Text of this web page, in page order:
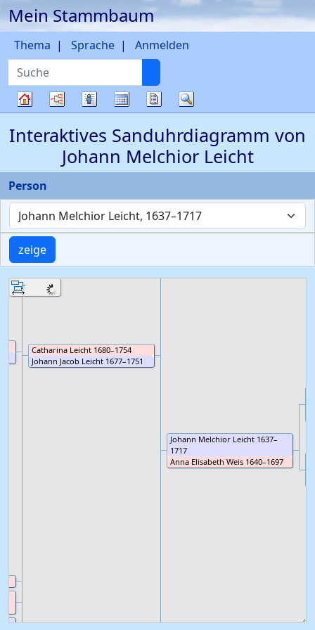
Weiter zu Hauptseite
Mein Stammbaum
Suche
Thema Sprache Anmelden
Diagramme
Listen KalenderBerichte
Interaktives Sanduhrdiagramm von
Johann Melchior Leicht
Person
Catharina Leicht 1680–1754
Johann Jacob Leicht 1677–1751
Johann Melchior Leicht 1637–
1717
Anna Elisabeth Weis 1640–1697